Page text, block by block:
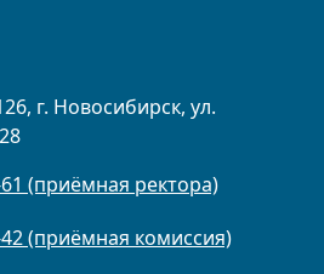
г. Новосибирск, ул.
(приёмная ректора)
(приёмная комиссия)